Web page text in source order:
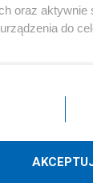
oraz aktywnie
do
klikając przycisk
lewym dolnym
danych nie
masz prawo